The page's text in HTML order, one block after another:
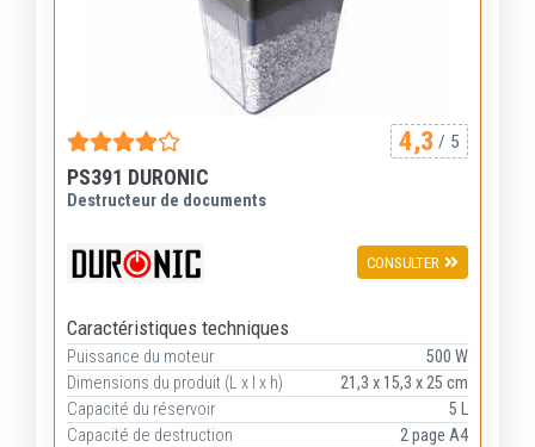
4,3 / 5
PS391 DURONIC
Destructeur de documents
CONSULTER
Caractéristiques techniques
Puissance du moteur
500 W
Dimensions du produit (L x l x h)
21,3 x 15,3 x 25 cm
Capacité du réservoir
5 L
Capacité de destruction
2 page A4